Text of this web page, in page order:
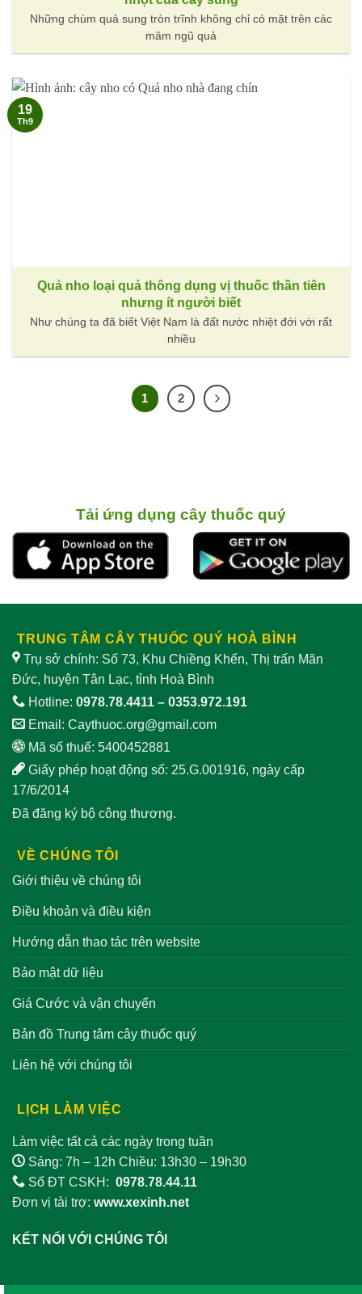
Những chùm quả sung tròn trĩnh không chỉ có mặt trên các
mâm ngũ quả
Quả nho loại quả thông dụng vị thuốc thần tiên
nhưng ít người biết
Như chúng ta đã biết Việt Nam là đất nước nhiệt đới với rất
nhiều
19
Th9
1 2
Tải ứng dụng cây thuốc quý
TRUNG TÂM CÂY THUỐC QUÝ HOÀ BÌNH
Trụ sở chính: Số 73, Khu Chiềng Khến, Thị trấn Mãn
Đức, huyện Tân Lạc, tỉnh Hoà Bình
Hotline: 0978.78.4411 – 0353.972.191
Email: Caythuoc.org@gmail.com
Mã số thuế: 5400452881
Giấy phép hoạt động số: 25.G.001916, ngày cấp
17/6/2014
Đã đăng ký bộ công thương.
VỀ CHÚNG TÔI
Giới thiệu về chúng tôi
Điều khoản và điều kiện
Hướng dẫn thao tác trên website
Bảo mật dữ liệu
Giá Cước và vận chuyển
Bản đồ Trung tâm cây thuốc quý
Liên hệ với chúng tôi
LỊCH LÀM VIỆC
Làm việc tất cả các ngày trong tuần
Sáng: 7h – 12h Chiều: 13h30 – 19h30
Số ĐT CSKH: 0978.78.44.11
Đơn vị tài trợ: www.xexinh.net
KẾT NỐI VỚI CHÚNG TÔI